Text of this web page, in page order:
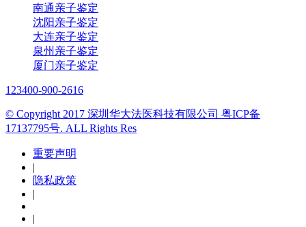
南通亲子鉴定
沈阳亲子鉴定
大连亲子鉴定
泉州亲子鉴定
厦门亲子鉴定
123400-900-2616
© Copyright 2017 深圳华大法医科技有限公司 粤ICP备
17137795号. ALL Rights Res
重要声明
|
隐私政策
|
|